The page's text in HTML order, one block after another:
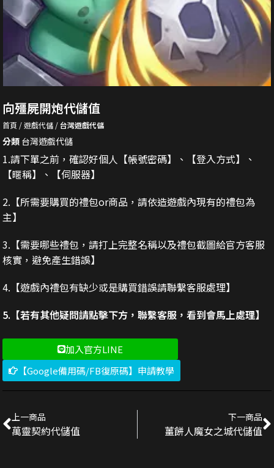
向殭屍開炮代儲值
首頁 遊戲代儲 台灣遊戲代儲
分類 台灣遊戲代儲
1.請下單之前，確認好個人【帳號密碼】、【登入方式】、
【暱稱】、【伺服器】
2. 【所需要購買的禮包or商品，請依造遊戲內現有的禮包為
主】
3. 【需要哪些禮包，請打上完整名稱以及禮包截圖給官方客服
核實，避免產生錯誤】
4.【遊戲內禮包有缺少或是購買錯誤請聯繫客服處理】
5.【若有其他疑問請點擊下方，聯繫客服，看到會馬上處理】
加入官方LINE
【Google備用碼/FB復原碼】申請教學
上一商品
萬靈契約代儲值
下一商品
薑餅人魔女之城代儲值